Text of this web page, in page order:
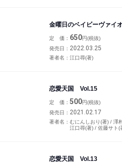
金曜日のベイビーヴァイ
定 価： 650円(税抜)
発売日： 2022.03.25
著者名： 江口尋(著)
恋愛天国 Vol.15
定 価： 500円(税抜)
発売日： 2021.02.17
著者名： むにんしおり(著) / 澤
江口尋(著) / 佐藤サト(
恋愛天国 Vol.13